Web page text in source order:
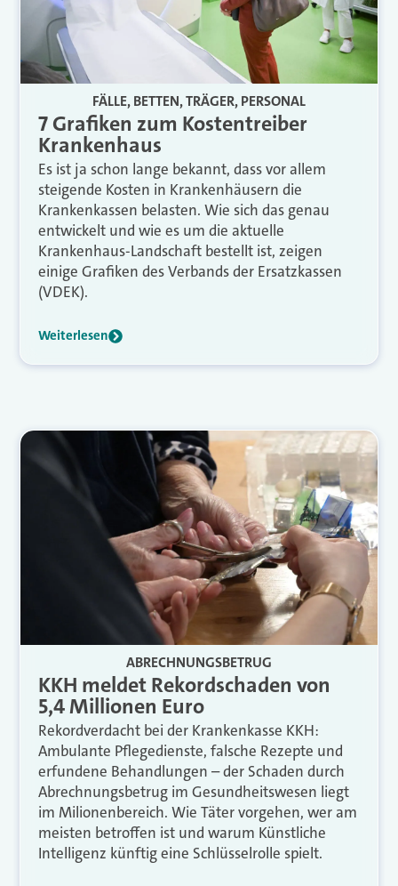
FÄLLE, BETTEN, TRÄGER, PERSONAL
7 Grafiken zum Kostentreiber
Krankenhaus
Es ist ja schon lange bekannt, dass vor allem
steigende Kosten in Krankenhäusern die
Krankenkassen belasten. Wie sich das genau
entwickelt und wie es um die aktuelle
Krankenhaus-Landschaft bestellt ist, zeigen
einige Grafiken des Verbands der Ersatzkassen
(VDEK).
Weiterlesen
ABRECHNUNGSBETRUG
KKH meldet Rekordschaden von
5,4 Millionen Euro
Rekordverdacht bei der Krankenkasse KKH:
Ambulante Pflegedienste, falsche Rezepte und
erfundene Behandlungen – der Schaden durch
Abrechnungsbetrug im Gesundheitswesen liegt
im Milionenbereich. Wie Täter vorgehen, wer am
meisten betroffen ist und warum Künstliche
Intelligenz künftig eine Schlüsselrolle spielt.